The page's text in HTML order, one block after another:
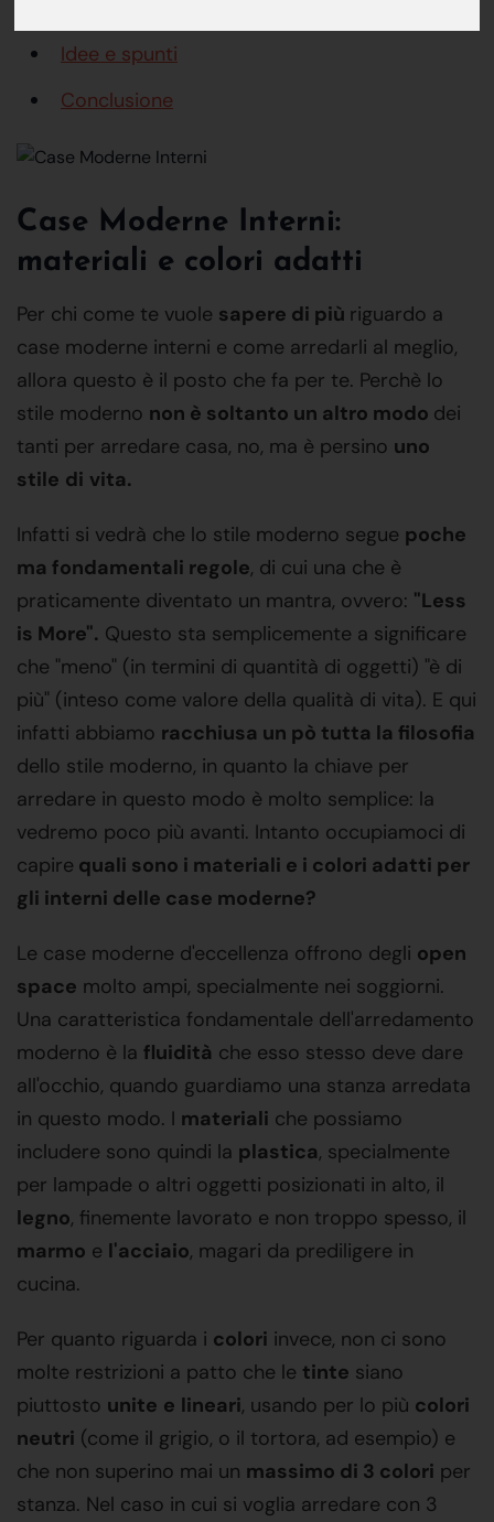
Idee e spunti
Conclusione
Case Moderne Interni:
materiali e colori adatti
Per chi come te vuole sapere di più riguardo a
case moderne interni e come arredarli al meglio,
allora questo è il posto che fa per te. Perchè lo
stile moderno non è soltanto un altro modo dei
tanti per arredare casa, no, ma è persino uno
stile di vita.
Infatti si vedrà che lo stile moderno segue poche
ma fondamentali regole, di cui una che è
praticamente diventato un mantra, ovvero: "Less
is More". Questo sta semplicemente a significare
che "meno" (in termini di quantità di oggetti) "è di
più" (inteso come valore della qualità di vita). E qui
infatti abbiamo racchiusa un pò tutta la filosofia
dello stile moderno, in quanto la chiave per
arredare in questo modo è molto semplice: la
vedremo poco più avanti. Intanto occupiamoci di
capire quali sono i materiali e i colori adatti per
gli interni delle case moderne?
Le case moderne d'eccellenza offrono degli open
space molto ampi, specialmente nei soggiorni.
Una caratteristica fondamentale dell'arredamento
moderno è la fluidità che esso stesso deve dare
all'occhio, quando guardiamo una stanza arredata
in questo modo. I materiali che possiamo
includere sono quindi la plastica, specialmente
per lampade o altri oggetti posizionati in alto, il
legno, finemente lavorato e non troppo spesso, il
marmo e l'acciaio, magari da prediligere in
cucina.
Per quanto riguarda i colori invece, non ci sono
molte restrizioni a patto che le tinte siano
piuttosto unite e lineari, usando per lo più colori
neutri (come il grigio, o il tortora, ad esempio) e
che non superino mai un massimo di 3 colori per
stanza. Nel caso in cui si voglia arredare con 3